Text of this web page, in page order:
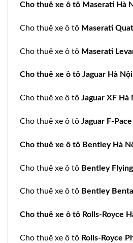
Cho thuê xe ô tô Maserati Hà
Cho thuê xe ô tô Maserati
Cho thuê xe ô tô Maserati
Cho thuê xe ô tô Jaguar Hà Nội
Cho thuê xe ô tô Jaguar XF Hà
Cho thuê xe ô tô Jaguar F-
Cho thuê xe ô tô Bentley Hà
Cho thuê xe ô tô Bentley
Cho thuê xe ô tô Bentley
Cho thuê xe ô tô Rolls-Royce
Cho thuê xe ô tô Rolls-Royce